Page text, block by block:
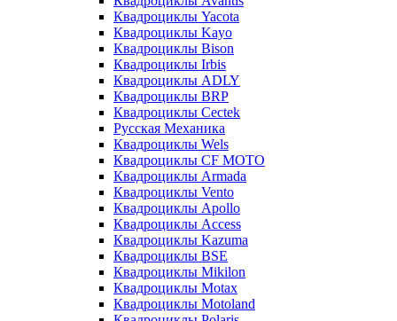
Квадроциклы Yacota
Квадроциклы Kayo
Квадроциклы Bison
Квадроциклы Irbis
Квадроциклы ADLY
Квадроциклы BRP
Квадроциклы Cectek
Русская Механика
Квадроциклы Wels
Квадроциклы CF MOTO
Квадроциклы Armada
Квадроциклы Vento
Квадроциклы Apollo
Квадроциклы Access
Квадроциклы Kazuma
Квадроциклы BSE
Квадроциклы Mikilon
Квадроциклы Motax
Квадроциклы Motoland